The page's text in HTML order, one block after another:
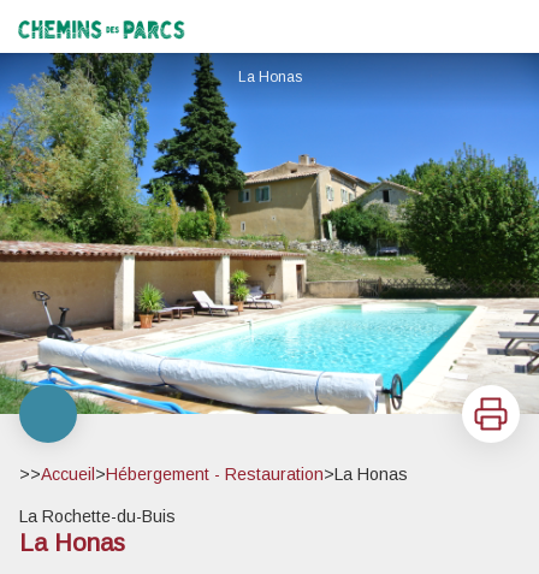
Chemins des Parcs
La Honas
Imprimer
>>Accueil >Hébergement - Restauration>La Honas
La Rochette-du-Buis
La Honas